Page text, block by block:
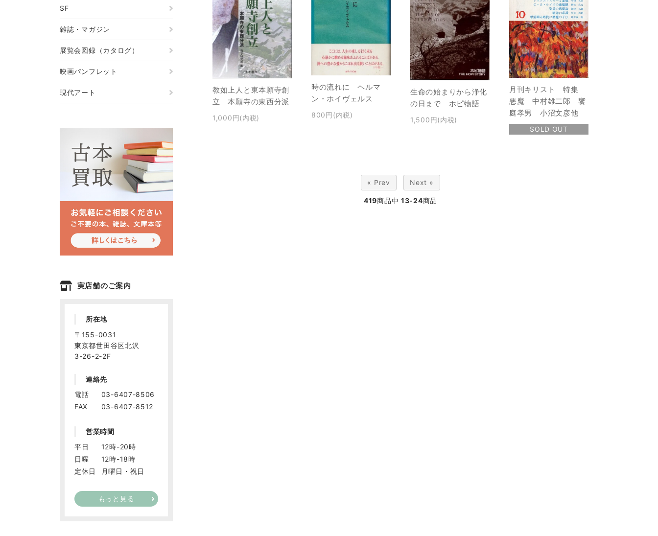
教如上人と東本願寺創
立 本願寺の東西分派
1,000円(内税)
時の流れに ヘルマ
ン・ホイヴェルス
800円(内税)
生命の始まりから浄化
の日まで ホピ物語
1,500円(内税)
月刊キリスト 特集
悪魔 中村雄二郎 饗
庭孝男 小沼文彦他
SOLD OUT
« Prev Next »
419商品中 13-24商品
SF
雑誌・マガジン
展覧会図録（カタログ）
映画パンフレット
現代アート
実店舗のご案内
所在地
〒155-0031
東京都世田谷区北沢
3-26-2-2F
連絡先
電話
03-6407-8506
FAX
03-6407-8512
営業時間
平日
12時-20時
日曜
12時-18時
定休日
月曜日・祝日
もっと見る